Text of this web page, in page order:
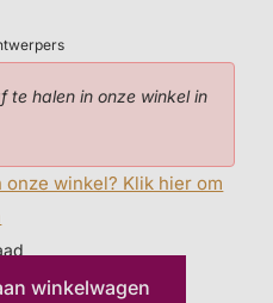
hoe klein groots kan
te halen in onze winkel in
winkel? Klik hier om
winkelwagen